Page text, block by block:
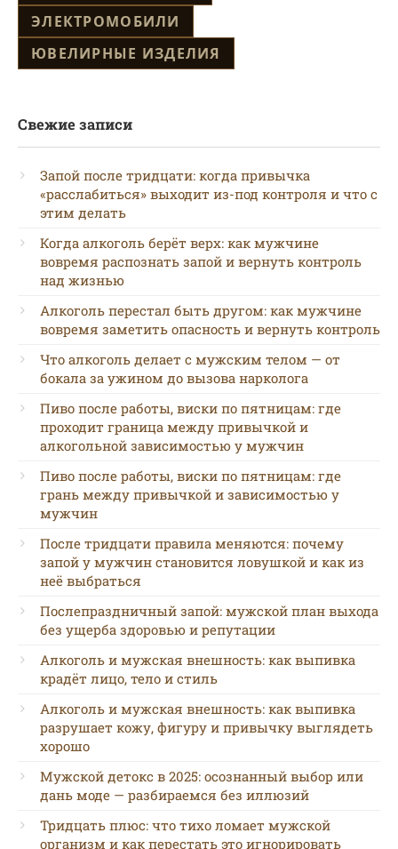
ЭЛЕКТРОМОБИЛИ
ЮВЕЛИРНЫЕ ИЗДЕЛИЯ
Свежие записи
Запой после тридцати: когда привычка
«расслабиться» выходит из-под контроля и что с
этим делать
Когда алкоголь берёт верх: как мужчине
вовремя распознать запой и вернуть контроль
над жизнью
Алкоголь перестал быть другом: как мужчине
вовремя заметить опасность и вернуть контроль
Что алкоголь делает с мужским телом — от
бокала за ужином до вызова нарколога
Пиво после работы, виски по пятницам: где
проходит граница между привычкой и
алкогольной зависимостью у мужчин
Пиво после работы, виски по пятницам: где
грань между привычкой и зависимостью у
мужчин
После тридцати правила меняются: почему
запой у мужчин становится ловушкой и как из
неё выбраться
Послепраздничный запой: мужской план выхода
без ущерба здоровью и репутации
Алкоголь и мужская внешность: как выпивка
крадёт лицо, тело и стиль
Алкоголь и мужская внешность: как выпивка
разрушает кожу, фигуру и привычку выглядеть
хорошо
Мужской детокс в 2025: осознанный выбор или
дань моде — разбираемся без иллюзий
Тридцать плюс: что тихо ломает мужской
организм и как перестать это игнорировать